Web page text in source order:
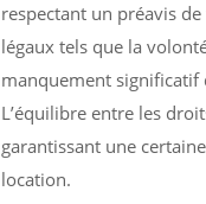
respectant un préavis
légaux tels que la
manquement significatif
L’équilibre entre les
garantissant une
location.